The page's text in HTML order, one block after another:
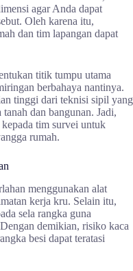
agar Anda dapat
Oleh karena itu,
dan tim lapangan dapat
titik tumpu utama
berbahaya nantinya.
tinggi dari teknisi sipil yang
dan bangunan. Jadi,
tim survei untuk
rumah.
menggunakan alat
kerja kru. Selain itu,
sela rangka guna
demikian, risiko kaca
besi dapat teratasi